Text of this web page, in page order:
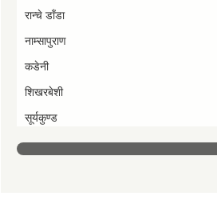
रान्चे डाँडा
नाम्सापुराण
कडेनी
शिखरबेशी
सूर्यकुण्ड